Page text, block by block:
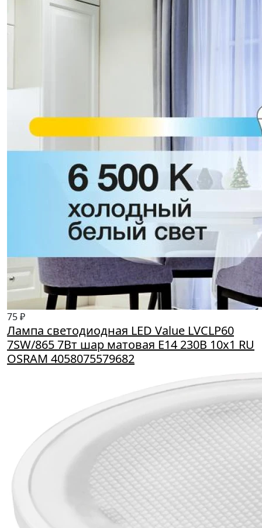
75 ₽
Лампа светодиодная LED Value LVCLP60
7SW/865 7Вт шар матовая E14 230В 10х1 RU
OSRAM 4058075579682